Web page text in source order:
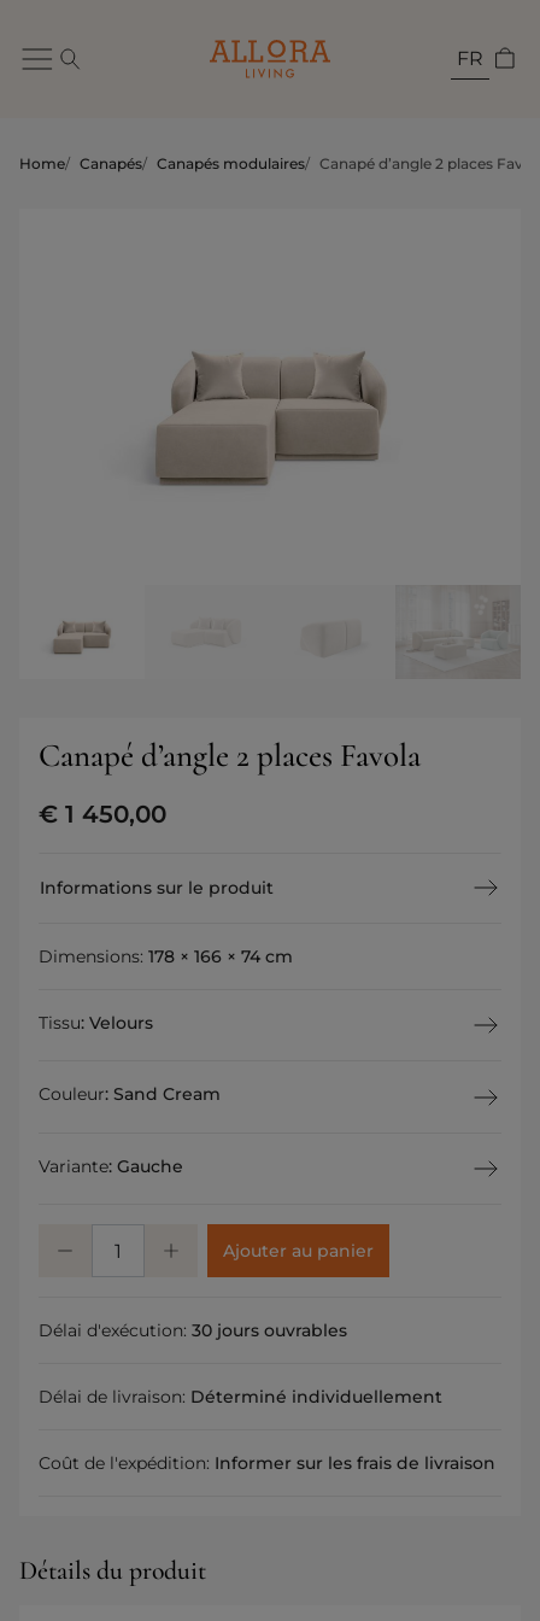
FR
Home/ Canapés/ Canapés modulaires/ Canapé d’angle 2 places
Canapé d’angle 2 places Favola
€ 1 450,00
Informations sur le produit
Dimensions: 178 × 166 × 74 cm
Tissu: Velours
Couleur: Sand Cream
Variante: Gauche
Ajouter au panier
Délai d'exécution: 30 jours ouvrables
Délai de livraison: Déterminé individuellement
Coût de l'expédition: Informer sur les frais de livraison
Détails du produit